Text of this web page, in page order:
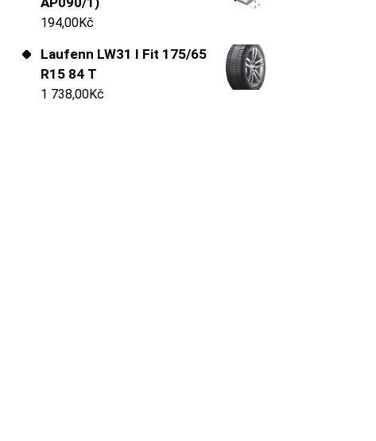
194,00Kč
Laufenn LW31 I Fit 175/65
R15 84 T
1 738,00Kč